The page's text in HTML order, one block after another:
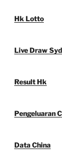
Hk Lotto
Live Draw
Result Hk
Pengeluaran
Data China